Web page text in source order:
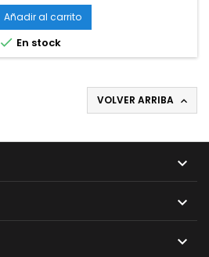
Añadir al carrito
 En stock
VOLVER ARRIBA 


